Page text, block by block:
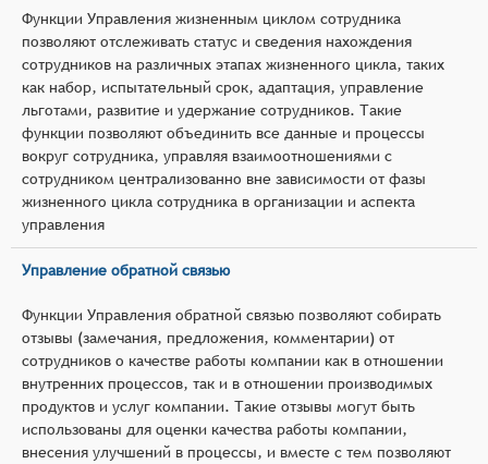
Функции Управления жизненным циклом сотрудника
позволяют отслеживать статус и сведения нахождения
сотрудников на различных этапах жизненного цикла, таких
как набор, испытательный срок, адаптация, управление
льготами, развитие и удержание сотрудников. Такие
функции позволяют объединить все данные и процессы
вокруг сотрудника, управляя взаимоотношениями с
сотрудником централизованно вне зависимости от фазы
жизненного цикла сотрудника в организации и аспекта
управления
Управление обратной связью
Функции Управления обратной связью позволяют собирать
отзывы (замечания, предложения, комментарии) от
сотрудников о качестве работы компании как в отношении
внутренних процессов, так и в отношении производимых
продуктов и услуг компании. Такие отзывы могут быть
использованы для оценки качества работы компании,
внесения улучшений в процессы, и вместе с тем позволяют